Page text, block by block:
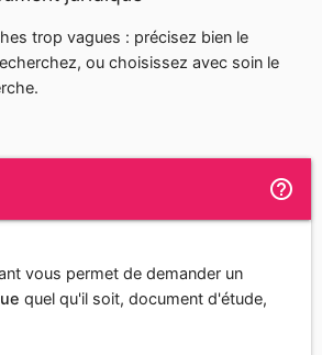
trop vagues : précisez bien le
ou choisissez avec soin le
help_outline
vous permet de demander un
quel qu'il soit, document d'étude,